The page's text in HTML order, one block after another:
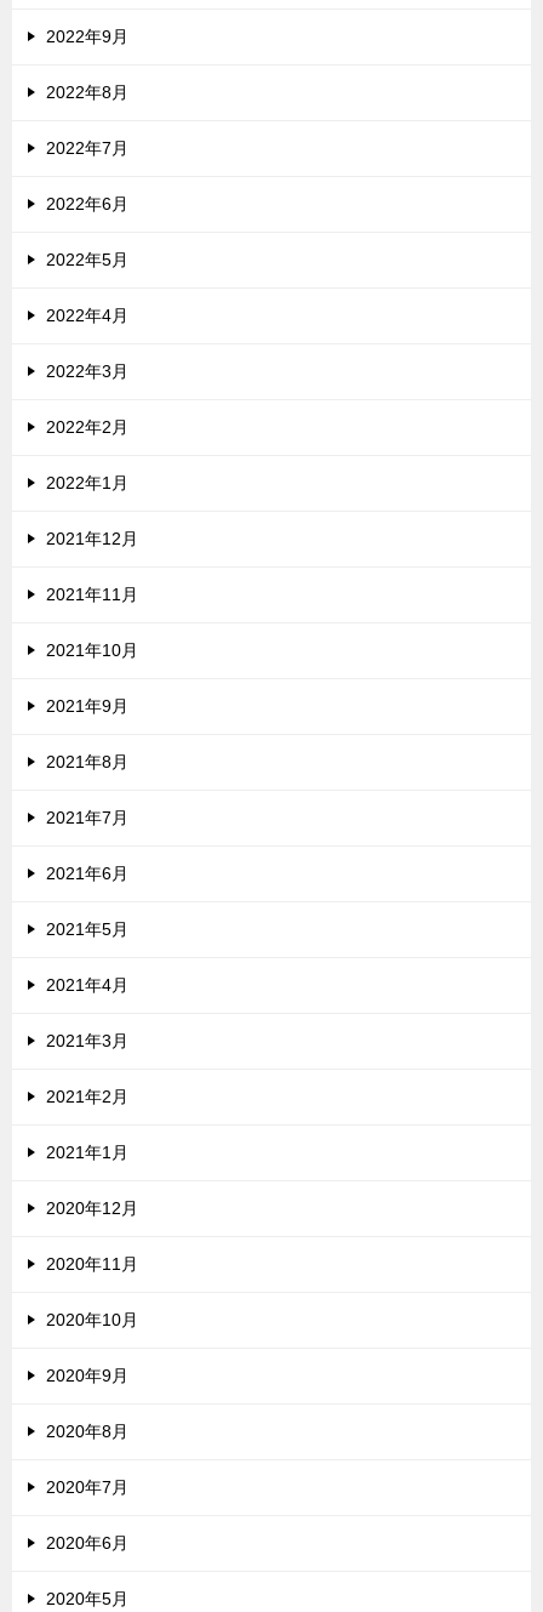
2022年9月
2022年8月
2022年7月
2022年6月
2022年5月
2022年4月
2022年3月
2022年2月
2022年1月
2021年12月
2021年11月
2021年10月
2021年9月
2021年8月
2021年7月
2021年6月
2021年5月
2021年4月
2021年3月
2021年2月
2021年1月
2020年12月
2020年11月
2020年10月
2020年9月
2020年8月
2020年7月
2020年6月
2020年5月